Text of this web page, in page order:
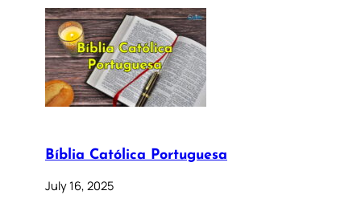
Bíblia Católica Portuguesa
July 16, 2025